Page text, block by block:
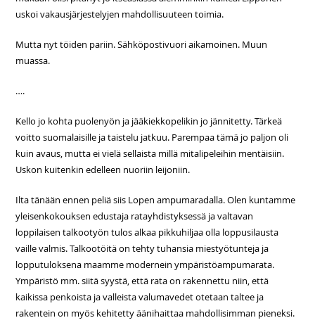
uskoi vakausjärjestelyjen mahdollisuuteen toimia.
Mutta nyt töiden pariin. Sähköpostivuori aikamoinen. Muun
muassa.
….
Kello jo kohta puolenyön ja jääkiekkopelikin jo jännitetty. Tärkeä
voitto suomalaisille ja taistelu jatkuu. Parempaa tämä jo paljon oli
kuin avaus, mutta ei vielä sellaista millä mitalipeleihin mentäisiin.
Uskon kuitenkin edelleen nuoriin leijoniin.
Ilta tänään ennen peliä siis Lopen ampumaradalla. Olen kuntamme
yleisenkokouksen edustaja ratayhdistyksessä ja valtavan
loppilaisen talkootyön tulos alkaa pikkuhiljaa olla loppusilausta
vaille valmis. Talkootöitä on tehty tuhansia miestyötunteja ja
lopputuloksena maamme modernein ympäristöampumarata.
Ympäristö mm. siitä syystä, että rata on rakennettu niin, että
kaikissa penkoista ja valleista valumavedet otetaan taltee ja
rakentein on myös kehitetty äänihaittaa mahdollisimman pieneksi.